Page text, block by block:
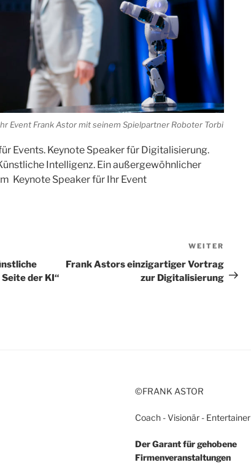
Event Frank Astor mit seinem Spielpartner Roboter Torbi
Events. Keynote Speaker für Digitalisierung.
Intelligenz. Ein außergewöhnlicher
Keynote Speaker für Ihr Event
der KI“
WEITER
Frank Astors einzigartiger Vortrag
zur Digitalisierung
©FRANK ASTOR
Coach - Visionär - Entertainer
Der Garant für gehobene
Firmenveranstaltungen